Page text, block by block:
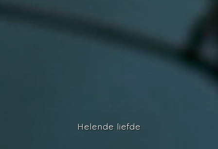
Helende liefde